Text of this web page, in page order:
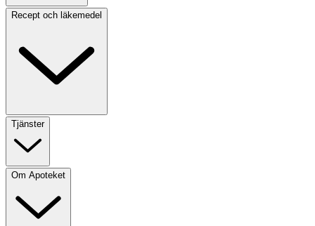
Recept och läkemedel
Tjänster
Om Apoteket